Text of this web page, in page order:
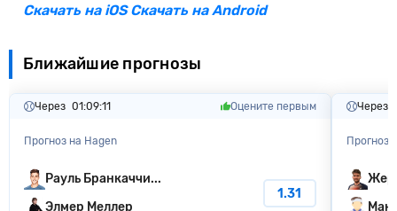
Скачать на iOSСкачать на Android
Ближайшие прогнозы
Через 01:09:10 Оцените первым
Прогноз на Hagen
Рауль Бранкаччи...
Элмер Меллер
1.31
Через
Прогноз